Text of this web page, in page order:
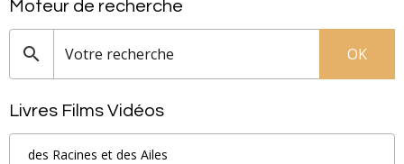
Moteur de recherche
OK
Livres Films Vidéos
des Racines et des Ailes